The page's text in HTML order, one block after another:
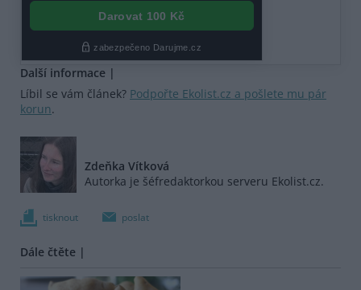
Další informace |
Líbil se vám článek? Podpořte Ekolist.cz a pošlete mu pár
korun.
Zdeňka Vítková
Autorka je šéfredaktorkou serveru Ekolist.cz.
tisknout poslat
Dále čtěte |